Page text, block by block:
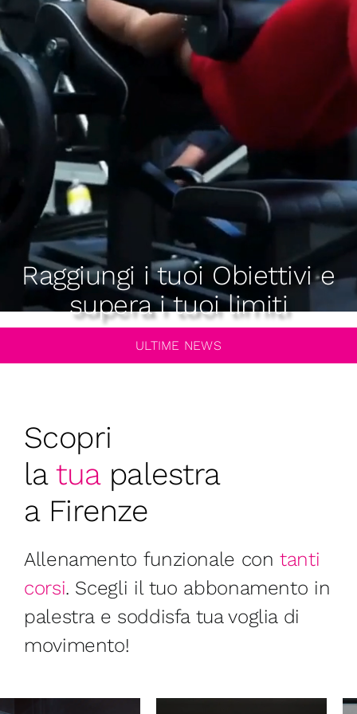
Raggiungi i tuoi Obiettivi e
supera i tuoi limiti
ULTIME NEWS
Scopri
latuapalestra
a Firenze
Allenamento funzionale contanti
corsi. Scegli il tuo abbonamento in
palestra e soddisfa tua voglia di
movimento!